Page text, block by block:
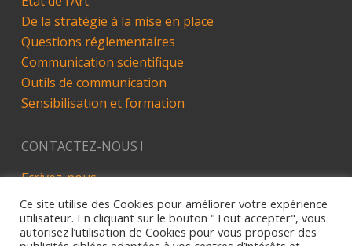
De la stratégie à la mise en place
Questions réglementaires
Communication scientifique
Outils de communication
Sensibilisation et formation
CONTACTEZ-NOUS !
Ecrivez-nous
LinkedIn
Ce site utilise des Cookies pour améliorer votre expérience
utilisateur. En cliquant sur le bouton "Tout accepter", vous
autorisez l’utilisation de Cookies pour vous proposer des